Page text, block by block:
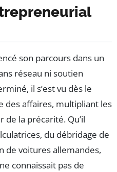
son parcours dans un
réseau ni soutien
il s’est vu dès le
des affaires, multipliant les
la précarité. Qu’il
du débridage de
de voitures allemandes,
connaissait pas de